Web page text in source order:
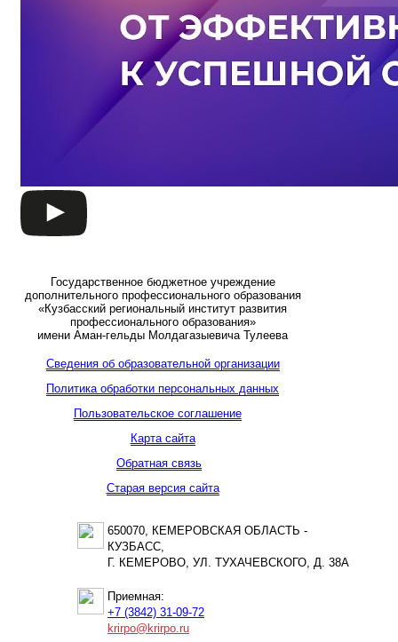
Государственное бюджетное учреждение
дополнительного профессионального образования
«Кузбасский региональный институт развития
профессионального образования»
имени Аман-гельды Молдагазыевича Тулеева
Сведения об образовательной организации
Политика обработки персональных данных
Пользовательское соглашение
Карта сайта
Обратная связь
Старая версия сайта
650070, КЕМЕРОВСКАЯ ОБЛАСТЬ -
КУЗБАСС,
Г. КЕМЕРОВО, УЛ. ТУХАЧЕВСКОГО, Д. 38А
Приемная:
+7 (3842) 31-09-72
krirpo@krirpo.ru